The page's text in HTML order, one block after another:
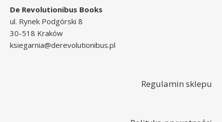
De Revolutionibus Books
ul. Rynek Podgórski 8
30-518 Kraków
ksiegarnia@derevolutionibus.pl
Regulamin sklepu